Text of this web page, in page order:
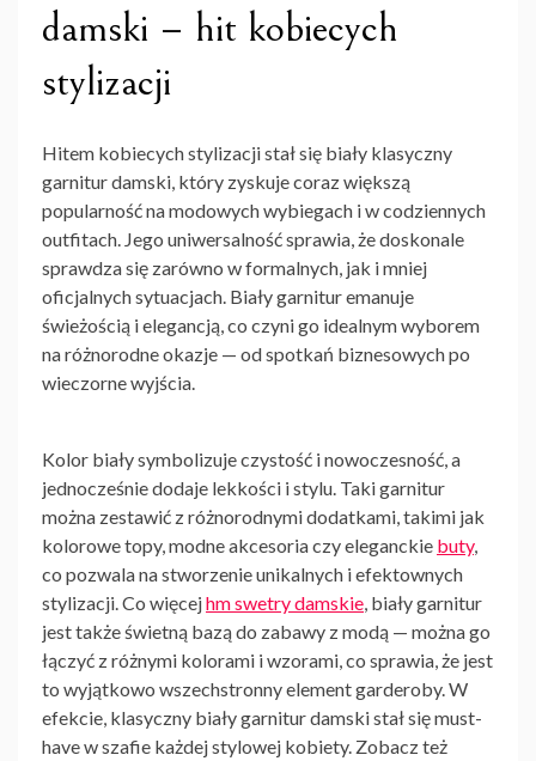
damski – hit kobiecych
stylizacji
Hitem kobiecych stylizacji stał się biały klasyczny
garnitur damski, który zyskuje coraz większą
popularność na modowych wybiegach i w codziennych
outfitach. Jego uniwersalność sprawia, że doskonale
sprawdza się zarówno w formalnych, jak i mniej
oficjalnych sytuacjach. Biały garnitur emanuje
świeżością i elegancją, co czyni go idealnym wyborem
na różnorodne okazje — od spotkań biznesowych po
wieczorne wyjścia.
Kolor biały symbolizuje czystość i nowoczesność, a
jednocześnie dodaje lekkości i stylu. Taki garnitur
można zestawić z różnorodnymi dodatkami, takimi jak
kolorowe topy, modne akcesoria czy eleganckie buty,
co pozwala na stworzenie unikalnych i efektownych
stylizacji. Co więcejhm swetry damskie, biały garnitur
jest także świetną bazą do zabawy z modą — można go
łączyć z różnymi kolorami i wzorami, co sprawia, że jest
to wyjątkowo wszechstronny element garderoby. W
efekcie, klasyczny biały garnitur damskistał się must-
have w szafie każdej stylowej kobiety. Zobacz też